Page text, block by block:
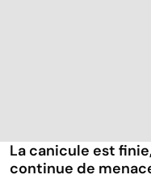
La canicule est
continue de